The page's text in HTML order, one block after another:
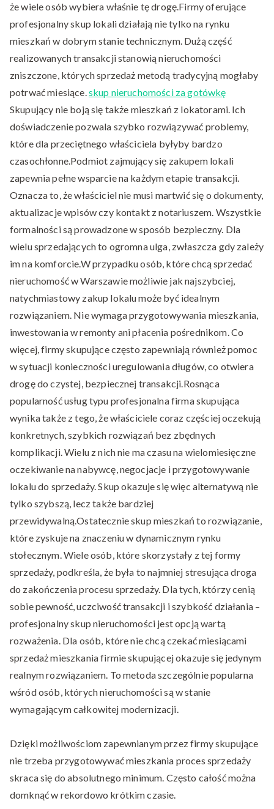
że wiele osób wybiera właśnie tę drogę.Firmy oferujące
profesjonalny skup lokali działają nie tylko na rynku
mieszkań w dobrym stanie technicznym. Dużą część
realizowanych transakcji stanowią nieruchomości
zniszczone, których sprzedaż metodą tradycyjną mogłaby
potrwać miesiące.skup nieruchomości za gotówkę
Skupujący nie boją się także mieszkań z lokatorami. Ich
doświadczenie pozwala szybko rozwiązywać problemy,
które dla przeciętnego właściciela byłyby bardzo
czasochłonne.Podmiot zajmujący się zakupem lokali
zapewnia pełne wsparcie na każdym etapie transakcji.
Oznacza to, że właściciel nie musi martwić się o dokumenty,
aktualizacje wpisów czy kontakt z notariuszem. Wszystkie
formalności są prowadzone w sposób bezpieczny. Dla
wielu sprzedających to ogromna ulga, zwłaszcza gdy zależy
im na komforcie.W przypadku osób, które chcą sprzedać
nieruchomość w Warszawie możliwie jak najszybciej,
natychmiastowy zakup lokalu może być idealnym
rozwiązaniem. Nie wymaga przygotowywania mieszkania,
inwestowania w remonty ani płacenia pośrednikom. Co
więcej, firmy skupujące często zapewniają również pomoc
w sytuacji konieczności uregulowania długów, co otwiera
drogę do czystej, bezpiecznej transakcji.Rosnąca
popularność usług typu profesjonalna firma skupująca
wynika także z tego, że właściciele coraz częściej oczekują
konkretnych, szybkich rozwiązań bez zbędnych
komplikacji. Wielu z nich nie ma czasu na wielomiesięczne
oczekiwanie na nabywcę, negocjacje i przygotowywanie
lokalu do sprzedaży. Skup okazuje się więc alternatywą nie
tylko szybszą, lecz także bardziej
przewidywalną.Ostatecznie skup mieszkań to rozwiązanie,
które zyskuje na znaczeniu w dynamicznym rynku
stołecznym. Wiele osób, które skorzystały z tej formy
sprzedaży, podkreśla, że była to najmniej stresująca droga
do zakończenia procesu sprzedaży. Dla tych, którzy cenią
sobie pewność, uczciwość transakcji i szybkość działania –
profesjonalny skup nieruchomości jest opcją wartą
rozważenia. Dla osób, które nie chcą czekać miesiącami
sprzedaż mieszkania firmie skupującej okazuje się jedynym
realnym rozwiązaniem. To metoda szczególnie popularna
wśród osób, których nieruchomości są w stanie
wymagającym całkowitej modernizacji.
Dzięki możliwościom zapewnianym przez firmy skupujące
nie trzeba przygotowywać mieszkania proces sprzedaży
skraca się do absolutnego minimum. Często całość można
domknąć w rekordowo krótkim czasie.